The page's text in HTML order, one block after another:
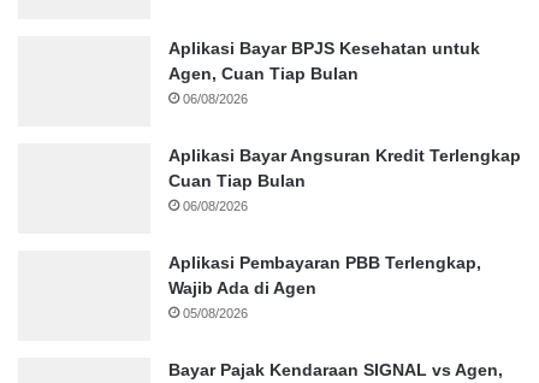
Aplikasi Bayar BPJS Kesehatan untuk
Agen, Cuan Tiap Bulan
06/08/2026
Aplikasi Bayar Angsuran Kredit Terlengkap
Cuan Tiap Bulan
06/08/2026
Aplikasi Pembayaran PBB Terlengkap,
Wajib Ada di Agen
05/08/2026
Bayar Pajak Kendaraan SIGNAL vs Agen,